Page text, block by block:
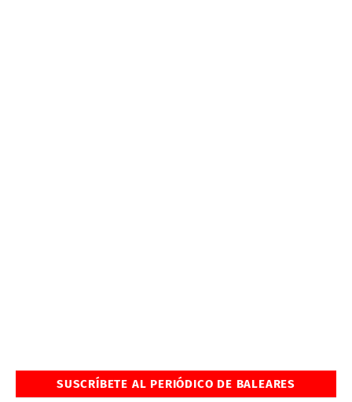
SUSCRÍBETE AL PERIÓDICO DE BALEARES